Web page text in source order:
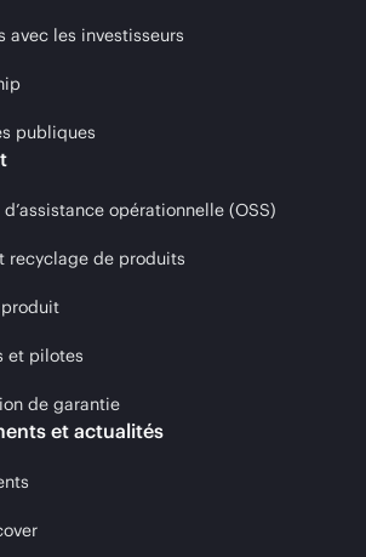
avec les investisseurs
publiques
opérationnelle (OSS)
recyclage de produits
et pilotes
de garantie
et actualités